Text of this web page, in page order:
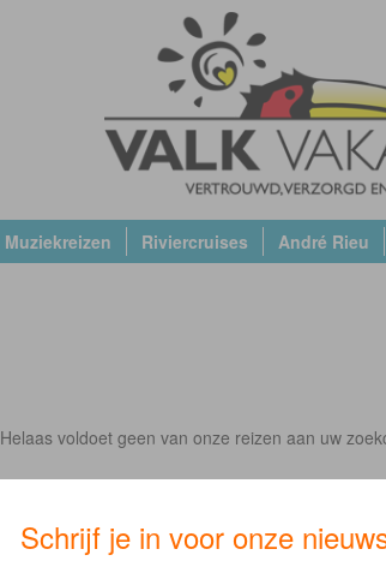
Schrijf je in voor onze
Muziekreizen Riviercruises André Rieu
Helaas voldoet geen van onze reizen aan uw